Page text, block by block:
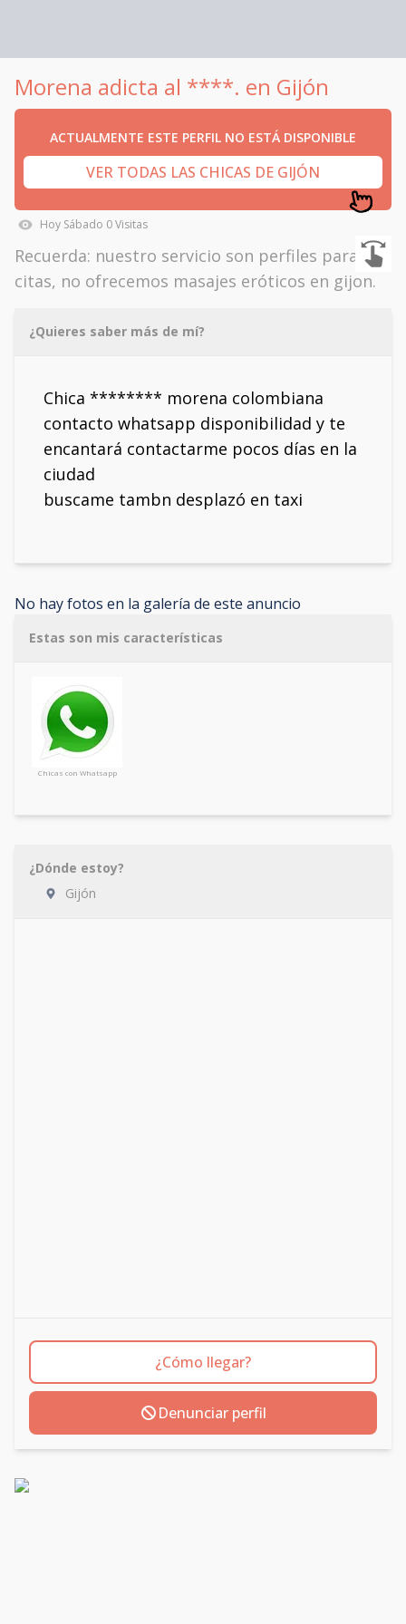
Morena adicta al ****. en Gijón
ACTUALMENTE ESTE PERFIL NO ESTÁ DISPONIBLE
VER TODAS LAS CHICAS DE GIJÓN
Hoy Sábado 0Visitas
Recuerda: nuestro servicio son perfiles para
citas, no ofrecemos masajes eróticos en gijon.
¿Quieres saber más de mí?
Chica ******** morena colombiana
contacto whatsapp disponibilidad y te
encantará contactarme pocos días en la
ciudad
buscame tambn desplazó en taxi
No hay fotos en la galería de este anuncio
Estas son mis características
Chicas con Whatsapp
¿Dónde estoy?
Gijón
¿Cómo llegar?
Denunciar perfil